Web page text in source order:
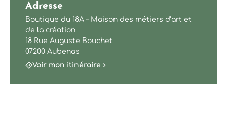
Adresse
Boutique du 18A – Maison des métiers d’art et
de la création
18 Rue Auguste Bouchet
07200 Aubenas
Voir mon itinéraire